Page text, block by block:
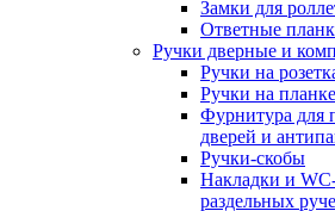
Замки для
Ответные
Ручки дверные и
Ручки на
Ручки на планке
Фурнитура для
дверей и
Ручки-скобы
Накладки и
раздельных